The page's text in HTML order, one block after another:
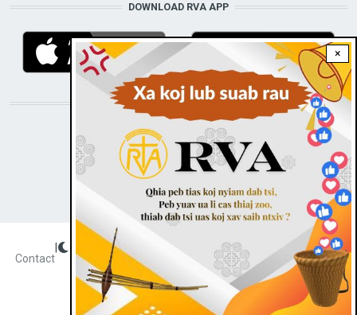
×
DOWNLOAD RVA APP
STAY CONNECTED WITH US!
Radio Veritas Asia © 2023
Contact
Dark theme